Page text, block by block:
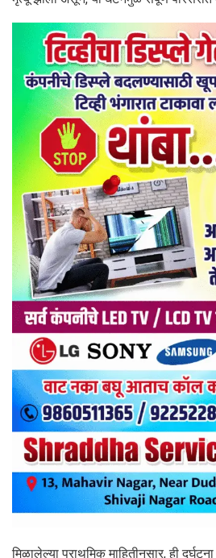
मिळालेल्या प्राथमिक माहितीनुसार, ही दुर्घटना